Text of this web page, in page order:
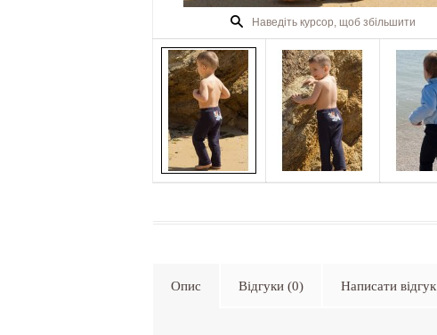
Наведіть курсор, щоб збільшити
Опис Відгуки (0) Написати відгук